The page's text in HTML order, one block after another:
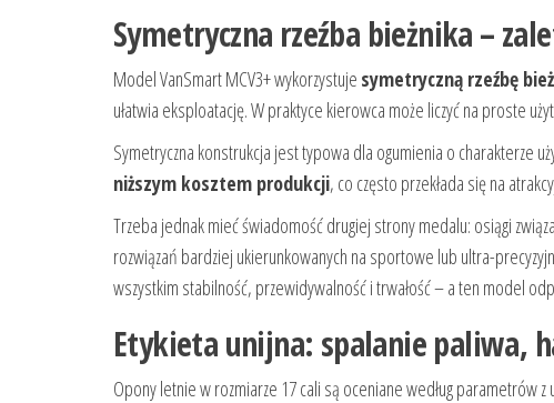
Symetryczna rzeźba bieżnika –
Model VanSmart MCV3+ wykorzystuje symetryczną rzeźbę
ułatwia eksploatację. W praktyce kierowca może liczyć na proste
Symetryczna konstrukcja jest typowa dla ogumienia o charakterze
niższym kosztem produkcji, co często przekłada się na
Trzeba jednak mieć świadomość drugiej strony medalu: osiągi
rozwiązań bardziej ukierunkowanych na sportowe lub ultra-
wszystkim stabilność, przewidywalność i trwałość – a ten model
Etykieta unijna: spalanie paliwa,
Opony letnie w rozmiarze 17 cali są oceniane według parametrów